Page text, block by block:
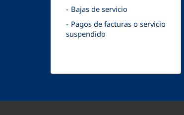
Bajas de servicio
Pagos de facturas o servicio
suspendido